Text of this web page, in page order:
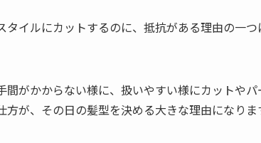
タイルにカットするのに、抵抗がある理由の一
間がかからない様に、扱いやすい様にカットや
方が、その日の髪型を決める大きな理由になりま